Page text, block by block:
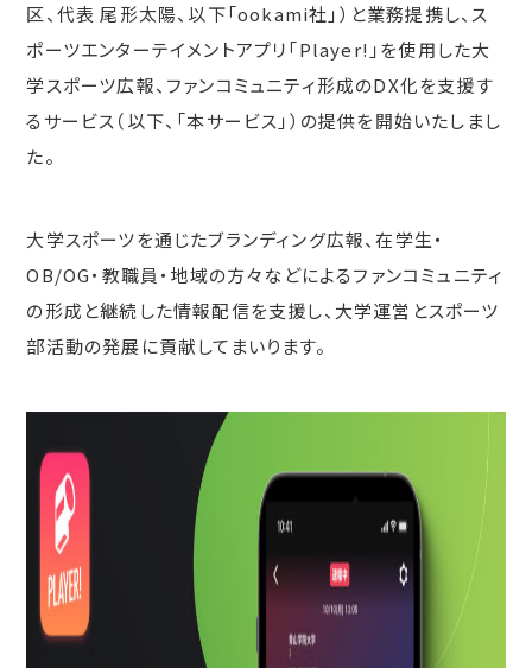
区、代表 尾形太陽、以下「ookami社」）と業務提携し、ス
ポーツエンターテイメントアプリ「Player!」を使用した大
学スポーツ広報、ファンコミュニティ形成のDX化を支援す
るサービス（以下、「本サービス」）の提供を開始いたしまし
た。
大学スポーツを通じたブランディング広報、在学生・
OB/OG・教職員・地域の方々などによるファンコミュニティ
の形成と継続した情報配信を支援し、大学運営とスポーツ
部活動の発展に貢献してまいります。